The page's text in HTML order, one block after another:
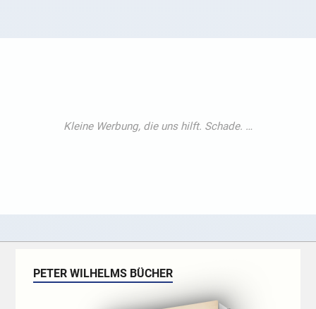
PETER WILHELMS BÜCHER